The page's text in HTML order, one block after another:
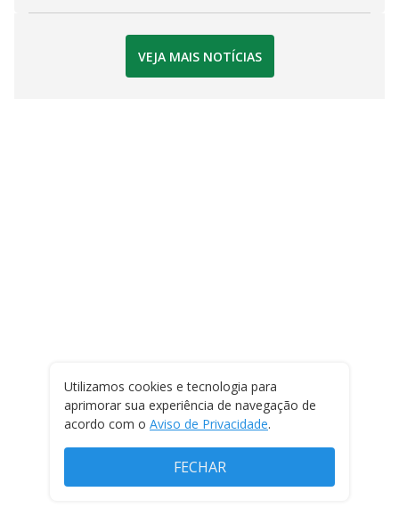
VEJA MAIS NOTÍCIAS
Utilizamos cookies e tecnologia para
aprimorar sua experiência de navegação de
acordo com o Aviso de Privacidade.
FECHAR